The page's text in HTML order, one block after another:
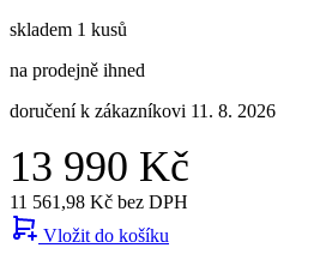
skladem 1 kusů
na prodejně ihned
doručení k zákazníkovi 11. 8. 2026
13 990 Kč
11 561,98 Kč bez DPH
Vložit do košíku